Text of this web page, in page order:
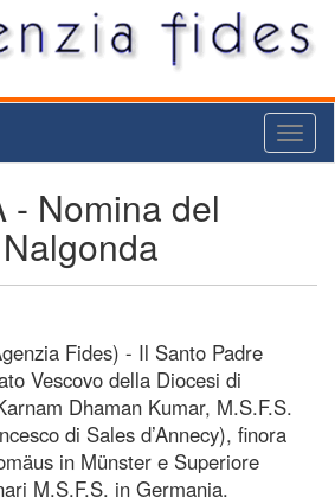
- Nomina del
Fides) - Il Santo Padre
Vescovo della Diocesi di
Dhaman Kumar, M.S.F.S.
di Sales d’Annecy), finora
in Münster e Superiore
M.S.F.S. in Germania.